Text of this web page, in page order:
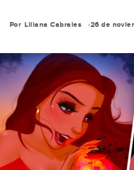
Por Liliana Cabrales 26 de